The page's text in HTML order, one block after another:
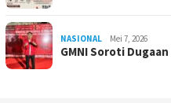
NASIONAL Mei 7, 2026
GMNI Soroti